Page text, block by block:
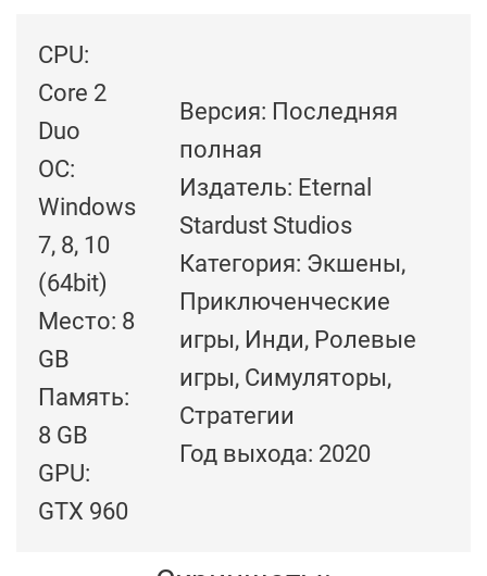
CPU:
Core 2
Duo
ОС:
Windows
7, 8, 10
(64bit)
Место: 8
GB
Память:
8 GB
GPU:
GTX 960
Версия: Последняя
полная
Издатель: Eternal
Stardust Studios
Категория: Экшены,
Приключенческие
игры, Инди, Ролевые
игры, Симуляторы,
Стратегии
Год выхода: 2020